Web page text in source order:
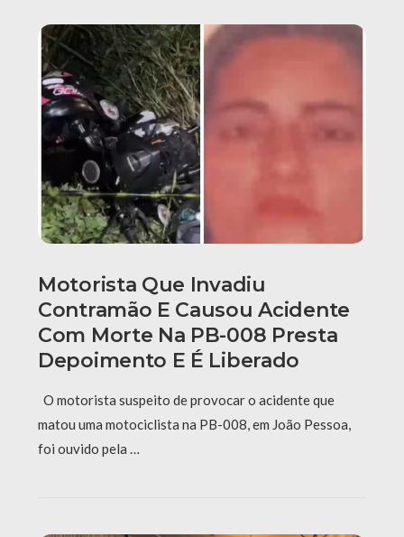
Motorista Que Invadiu
Contramão E Causou Acidente
Com Morte Na PB-008 Presta
Depoimento E É Liberado
O motorista suspeito de provocar o acidente que
matou uma motociclista na PB-008, em João Pessoa,
foi ouvido pela …